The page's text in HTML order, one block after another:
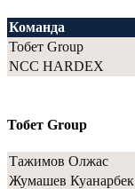
Команда
Тобет Group
NCC HARDEX
Тобет Group
Тажимов Олжас
Жумашев Куанарбек